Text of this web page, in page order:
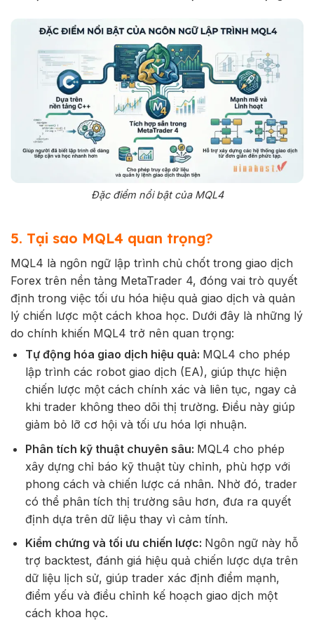
Đặc điểm nổi bật của MQL4
5. Tại sao MQL4 quan trọng?
MQL4 là ngôn ngữ lập trình chủ chốt trong giao dịch
Forex trên nền tảng MetaTrader 4, đóng vai trò quyết
định trong việc tối ưu hóa hiệu quả giao dịch và quản
lý chiến lược một cách khoa học. Dưới đây là những lý
do chính khiến MQL4 trở nên quan trọng:
Tự động hóa giao dịch hiệu quả: MQL4 cho phép
lập trình các robot giao dịch (EA), giúp thực hiện
chiến lược một cách chính xác và liên tục, ngay cả
khi trader không theo dõi thị trường. Điều này giúp
giảm bỏ lỡ cơ hội và tối ưu hóa lợi nhuận.
Phân tích kỹ thuật chuyên sâu: MQL4 cho phép
xây dựng chỉ báo kỹ thuật tùy chỉnh, phù hợp với
phong cách và chiến lược cá nhân. Nhờ đó, trader
có thể phân tích thị trường sâu hơn, đưa ra quyết
định dựa trên dữ liệu thay vì cảm tính.
Kiểm chứng và tối ưu chiến lược: Ngôn ngữ này hỗ
trợ backtest, đánh giá hiệu quả chiến lược dựa trên
dữ liệu lịch sử, giúp trader xác định điểm mạnh,
điểm yếu và điều chỉnh kế hoạch giao dịch một
cách khoa học.